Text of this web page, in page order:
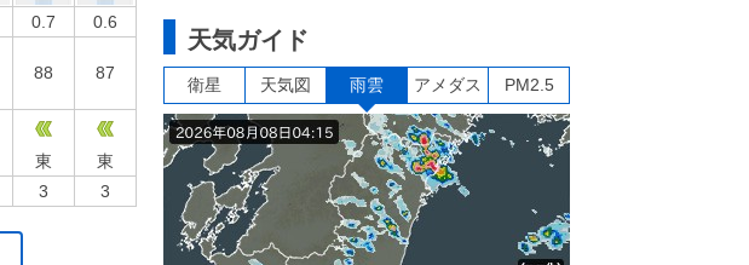
0.7
0.6
88 87
東
東
3 3
天気ガイド
衛星 天気図 雨雲 アメダス PM2.5